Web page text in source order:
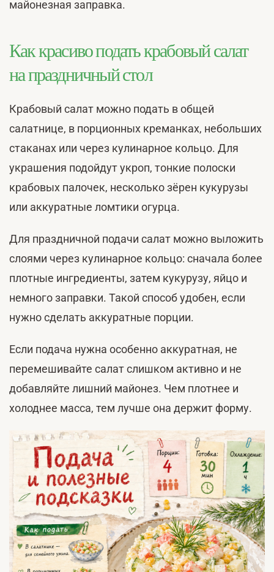
майонезная заправка.
Как красиво подать крабовый салат
на праздничный стол
Крабовый салат можно подать в общей
салатнице, в порционных креманках, небольших
стаканах или через кулинарное кольцо. Для
украшения подойдут укроп, тонкие полоски
крабовых палочек, несколько зёрен кукурузы
или аккуратные ломтики огурца.
Для праздничной подачи салат можно выложить
слоями через кулинарное кольцо: сначала более
плотные ингредиенты, затем кукурузу, яйцо и
немного заправки. Такой способ удобен, если
нужно сделать аккуратные порции.
Если подача нужна особенно аккуратная, не
перемешивайте салат слишком активно и не
добавляйте лишний майонез. Чем плотнее и
холоднее масса, тем лучше она держит форму.